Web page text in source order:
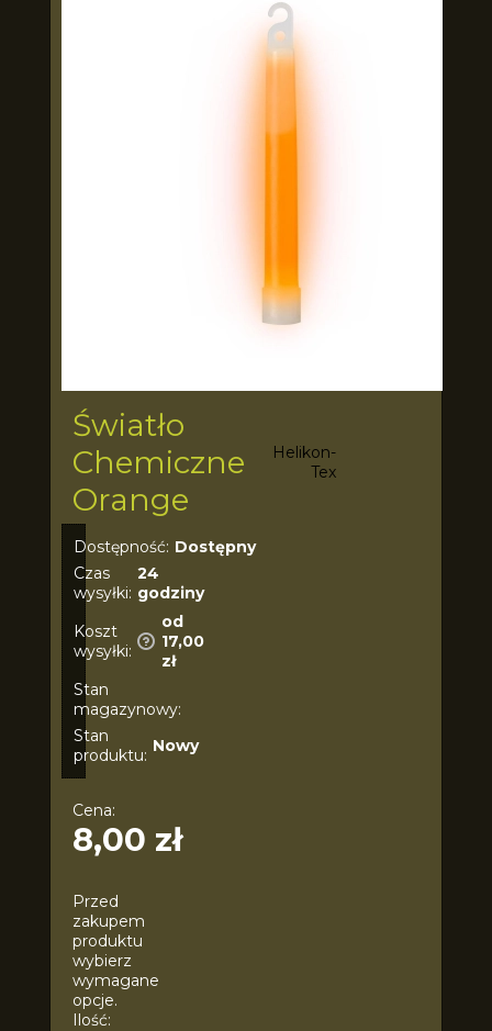
Światło
Chemiczne
Orange
Helikon-
Tex
Dostępność: Dostępny
Czas
wysyłki:
24
godziny
Koszt
wysyłki:
od
17,00
zł
Stan
magazynowy:
Stan
produktu: Nowy
Cena:
8,00 zł
Przed
zakupem
produktu
wybierz
wymagane
opcje.
Ilość: